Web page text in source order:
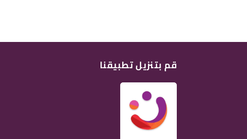
قم بتنزيل تطبيقنا